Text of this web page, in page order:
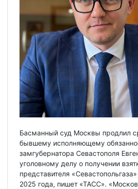
Басманный суд Москвы продлил
бывшему исполняющему
замгубернатора Севастополя
уголовному делу о получении
представителя
2025 года, пишет «ТАСС».